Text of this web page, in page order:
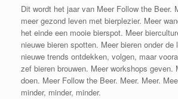
Dit wordt het jaar van Meer Follow the Beer.
meer gezond leven met bierplezier. Meer
het einde een mooie bierspot. Meer
nieuwe bieren spotten. Meer bieren onder de
nieuwe trends ontdekken, volgen, maar
zef bieren brouwen. Meer workshops geven.
doen. Meer Follow the Beer. Meer. Meer.
minder, minder, minder.